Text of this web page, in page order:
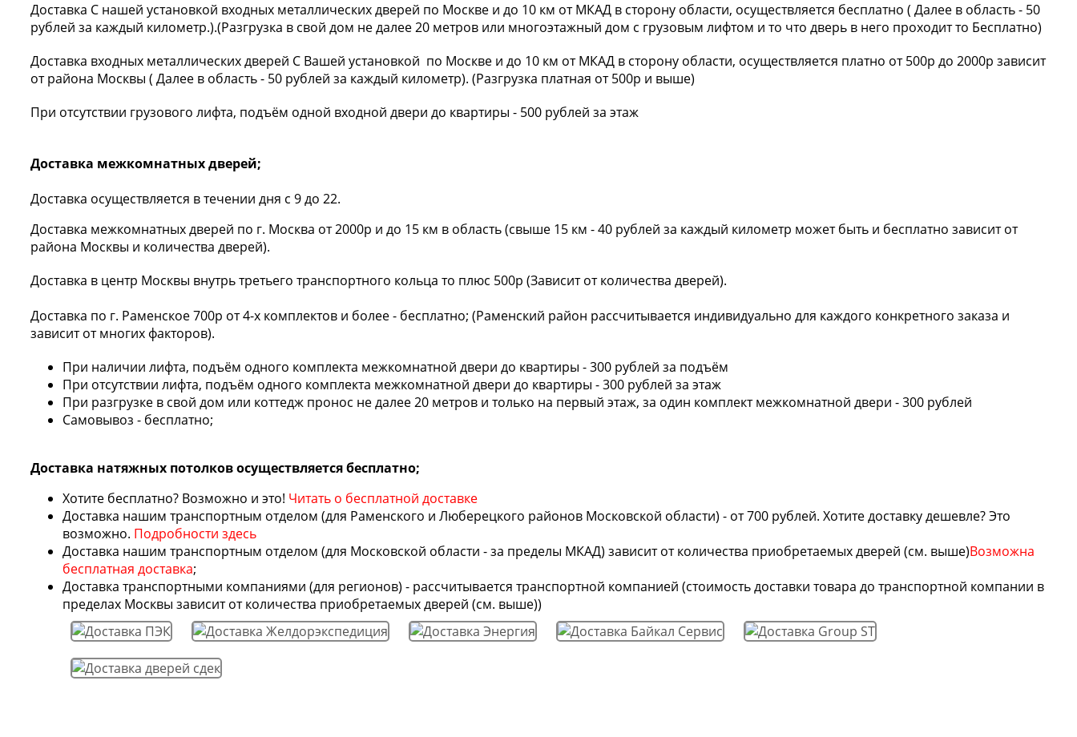
Доставка С нашей установкой входных металлических дверей по Москве и до 10 км от МКАД в сторону области, осуществляется бесплатно ( Далее в область - 50
рублей за каждый километр.).(Разгрузка в свой дом не далее 20 метров или многоэтажный дом с грузовым лифтом и то что дверь в него проходит то Бесплатно)
Доставка входных металлических дверей С Вашей установкой по Москве и до 10 км от МКАД в сторону области, осуществляется платно от 500р до 2000р зависит
от района Москвы ( Далее в область - 50 рублей за каждый километр). (Разгрузка платная от 500р и выше)
При отсутствии грузового лифта, подъём одной входной двери до квартиры - 500 рублей за этаж
Доставка межкомнатных дверей;
Доставка осуществляется в течении дня с 9 до 22.
Доставка межкомнатных дверей по г. Москва от 2000р и до 15 км в область (свыше 15 км - 40 рублей за каждый километр может быть и бесплатно зависит от
района Москвы и количества дверей).
Доставка в центр Москвы внутрь третьего транспортного кольца то плюс 500р (Зависит от количества дверей).
Доставка по г. Раменское 700р от 4-х комплектов и более - бесплатно; (Раменский район рассчитывается индивидуально для каждого конкретного заказа и
зависит от многих факторов).
При наличии лифта, подъём одного комплекта межкомнатной двери до квартиры - 300 рублей за подъём
При отсутствии лифта, подъём одного комплекта межкомнатной двери до квартиры - 300 рублей за этаж
При разгрузке в свой дом или коттедж пронос не далее 20 метров и только на первый этаж, за один комплект межкомнатной двери - 300 рублей
Самовывоз - бесплатно;
Доставка натяжных потолков осуществляется бесплатно;
Хотите бесплатно? Возможно и это! Читать о бесплатной доставке
Доставка нашим транспортным отделом (для Раменского и Люберецкого районов Московской области) - от 700 рублей. Хотите доставку дешевле? Это
возможно. Подробности здесь
Доставка нашим транспортным отделом (для Московской области - за пределы МКАД) зависит от количества приобретаемых дверей (см. выше)Возможна
бесплатная доставка;
Доставка транспортными компаниями (для регионов) - рассчитывается транспортной компанией (стоимость доставки товара до транспортной компании в
пределах Москвы зависит от количества приобретаемых дверей (см. выше))